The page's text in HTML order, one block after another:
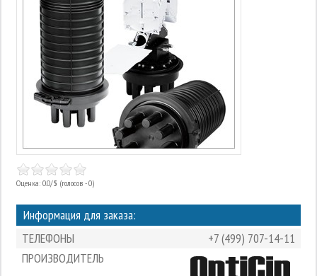
Оценка: 0.0/5 (голосов - 0)
Информация для заказа:
ТЕЛЕФОНЫ
+7 (499) 707-14-11
ПРОИЗВОДИТЕЛЬ